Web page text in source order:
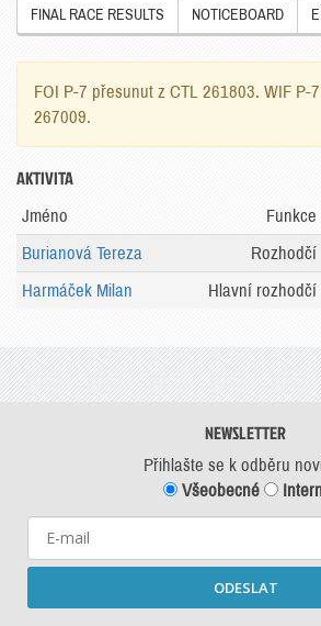
FINAL RACE RESULTS NOTICEBOARD
FOI P-7 přesunut z CTL 261803. WIF P-
267009.
AKTIVITA
Jméno Funkce
Burianová Tereza
Rozhodčí
Harmáček Milan
Hlavní rozhodčí
NEWSLETTER
Přihlašte se k odběru
Všeobecné
ODESLAT